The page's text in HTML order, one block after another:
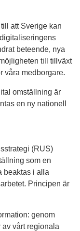
att Sverige kan
beteende, nya
till tillväxt
våra medborgare.
omställning är
en ny nationell
(RUS)
som en
beaktas i alla
Principen är
genom
vårt regionala